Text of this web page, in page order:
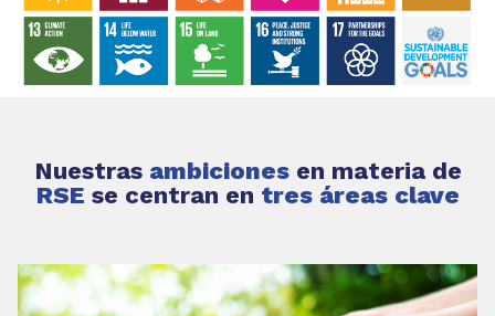
Nuestras ambiciones en materia de
RSE se centran en tres áreas clave